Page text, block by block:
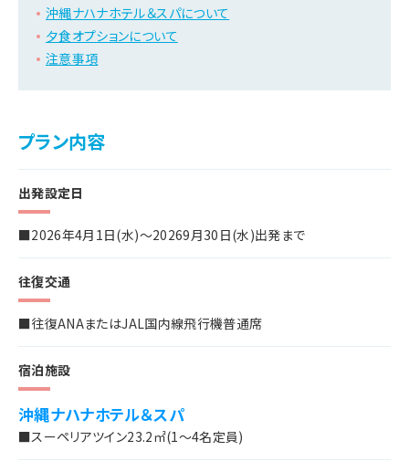
沖縄ナハナホテル＆スパについて
夕食オプションについて
注意事項
プラン内容
出発設定日
■2026年4月1日(水)～20269月30日(水)出発まで
往復交通
■往復ANAまたはJAL国内線飛行機普通席
宿泊施設
沖縄ナハナホテル＆スパ
■スーペリアツイン23.2㎡(1～4名定員)